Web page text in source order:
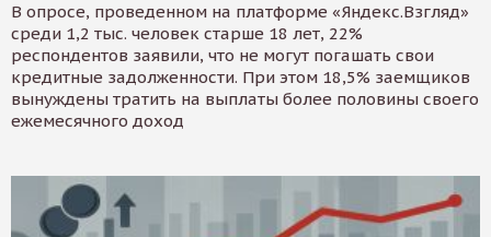
В опросе, проведенном на платформе «Яндекс.Взгляд»
среди 1,2 тыс. человек старше 18 лет, 22%
респондентов заявили, что не могут погашать свои
кредитные задолженности. При этом 18,5% заемщиков
вынуждены тратить на выплаты более половины своего
ежемесячного доход